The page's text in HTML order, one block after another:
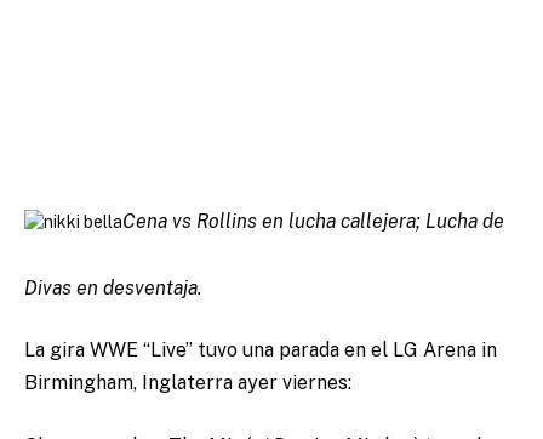
Cena vs Rollins en lucha callejera; Lucha de
Divas en desventaja.
La gira WWE “Live” tuvo una parada en el LG Arena in
Birmingham, Inglaterra ayer viernes: